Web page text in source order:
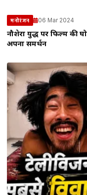
मनोरंजन 06 Mar 2024
नौशेरा युद्ध पर फिल्म की
अपना समर्थन